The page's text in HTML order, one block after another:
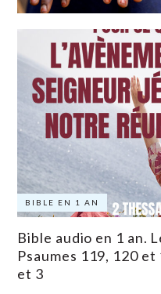
BIBLE EN 1 AN
Bible audio en 1 an.
Psaumes 119, 120
et 3